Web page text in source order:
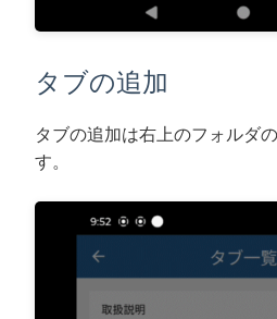
タブの追加
タブの追加は右上のフォルダ
す。